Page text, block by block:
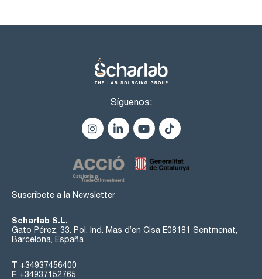
Síguenos:
Suscríbete a la Newsletter
Scharlab S.L.
Gato Pérez, 33. Pol. Ind. Mas d’en Cisa E08181 Sentmenat,
Barcelona, España
T +34937456400
F +34937152765